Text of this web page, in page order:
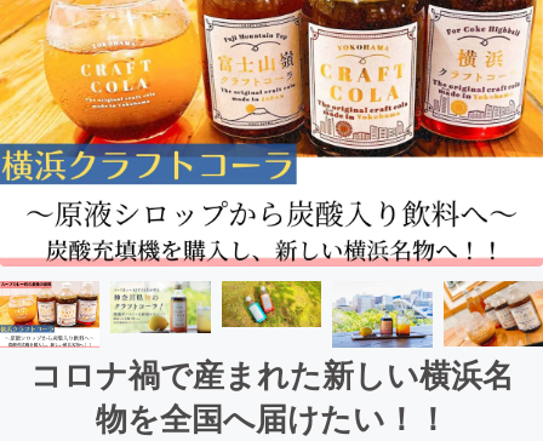
コロナ禍で産まれた新しい横浜名
物を全国へ届けたい！！